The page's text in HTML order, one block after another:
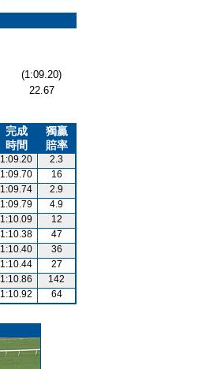
(1:09.20)
22.67
完成
時間
獨贏
賠率
1:09.20
2.3
1:09.70
16
1:09.74
2.9
1:09.79
4.9
1:10.09
12
1:10.38
47
1:10.40
36
1:10.44
27
1:10.86
142
1:10.92 64